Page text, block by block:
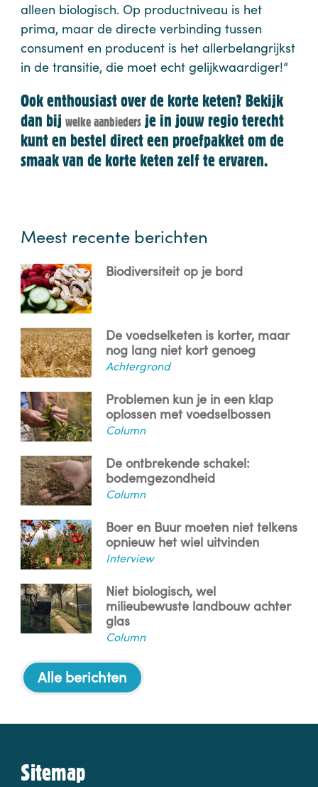
Meest recente berichten
Biodiversiteit op je bord
De voedselketen is korter, maar
nog lang niet kort genoeg
Achtergrond
Problemen kun je in een klap
oplossen met voedselbossen
Column
De ontbrekende schakel:
bodemgezondheid
Column
Boer en Buur moeten niet telkens
opnieuw het wiel uitvinden
Interview
Niet biologisch, wel
milieubewuste landbouw achter
glas
Column
Alle berichten
alleen biologisch. Op productniveau is het
prima, maar de directe verbinding tussen
consument en producent is het allerbelangrijkst
in de transitie, die moet echt gelijkwaardiger!”
Ook enthousiast over de korte keten? Bekijk
dan bij welke aanbieders je in jouw regio terecht
kunt en bestel direct een proefpakket om de
smaak van de korte keten zelf te ervaren.
Sitemap